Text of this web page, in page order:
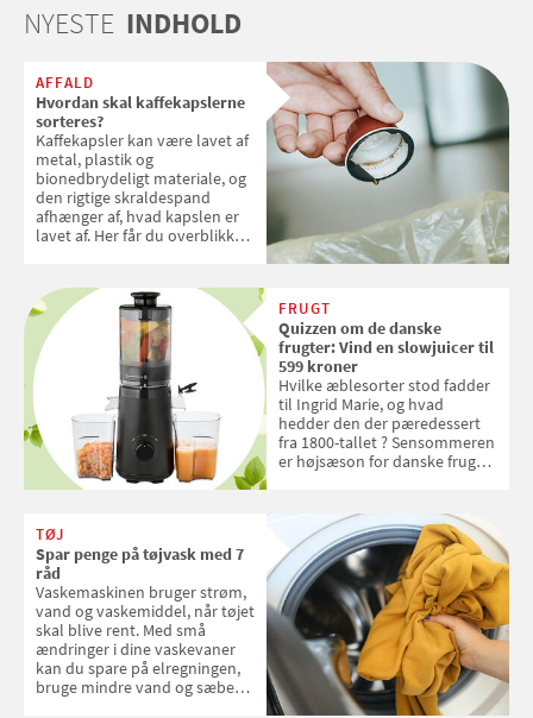
NYESTE INDHOLD
AFFALD
Hvordan skal kaffekapslerne
sorteres?
Kaffekapsler kan være lavet af
metal, plastik og
bionedbrydeligt materiale, og
den rigtige skraldespand
afhænger af, hvad kapslen er
lavet af. Her får du overblikket
FRUGT
Quizzen om de danske
frugter: Vind en slowjuicer til
599 kroner
Hvilke æblesorter stod fadder
til Ingrid Marie, og hvad
hedder den der pæredessert
fra 1800-tallet ? Sensommeren
er højsæson for danske fruger,
favoritter. Det fejrer Samvirke
med en quiz om alt det danske
frugt, vi elsker. Konkurrencen
slutter fredag d. 18. september
2026
TØJ
Spar penge på tøjvask med 7
råd
Vaskemaskinen bruger strøm,
vand og vaskemiddel, når tøjet
skal blive rent. Med små
ændringer i dine vaskevaner
kan du spare på elregningen,
bruge mindre vand og sæbe